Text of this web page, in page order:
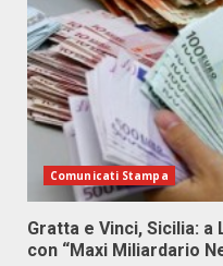
Comunicati Stampa
Gratta e Vinci, Sicilia: a
con “Maxi Miliardario